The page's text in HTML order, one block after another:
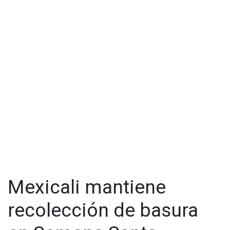
Mexicali mantiene
recolección de basura